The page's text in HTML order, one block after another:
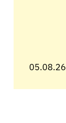
05.08.26